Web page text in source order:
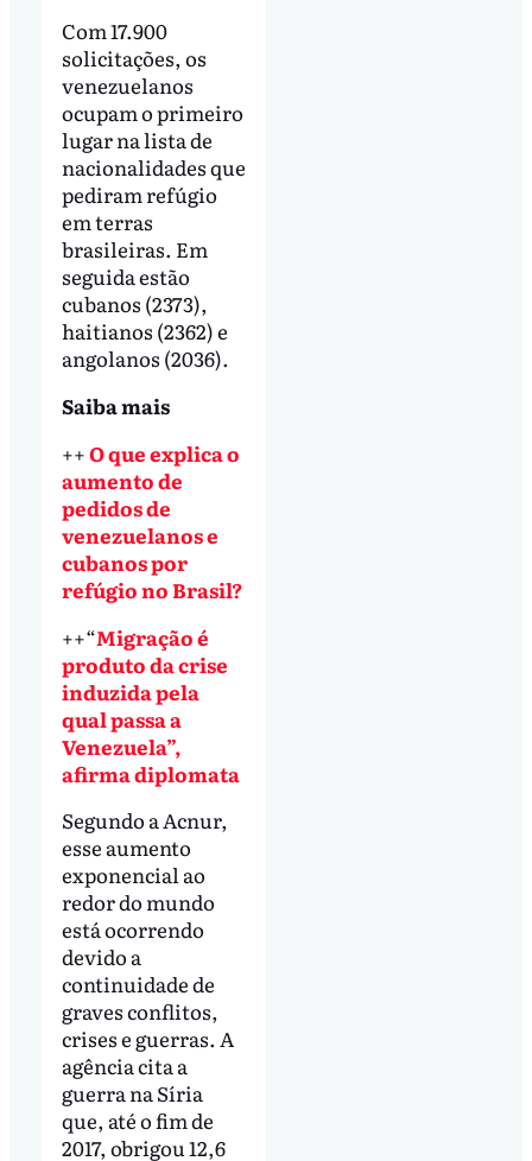
Com 17.900
solicitações, os
venezuelanos
ocupam o primeiro
lugar na lista de
nacionalidades que
pediram refúgio
em terras
brasileiras. Em
seguida estão
cubanos (2373),
haitianos (2362) e
angolanos (2036).
Saiba mais
++O que explica o
aumento de
pedidos de
venezuelanos e
cubanos por
refúgio no Brasil?
++“Migração é
produto da crise
induzida pela
qual passa a
Venezuela”,
afirma diplomata
Segundo a Acnur,
esse aumento
exponencial ao
redor do mundo
está ocorrendo
devido a
continuidade de
graves conflitos,
crises e guerras. A
agência cita a
guerra na Síria
que, até o fim de
2017, obrigou 12,6